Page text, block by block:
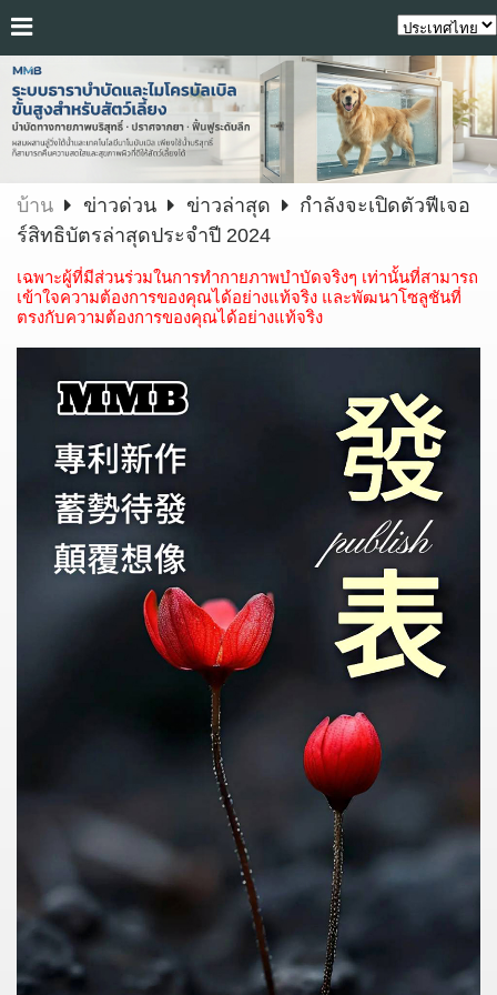
บ้าน ข่าวด่วน ข่าวล่าสุด
กำลังจะเปิดตัวฟีเจอ
ร์สิทธิบัตรล่าสุดประจำปี 2024
เฉพาะผู้ที่มีส่วนร่วมในการทำกายภาพบำบัดจริงๆ เท่านั้นที่สามารถ
เข้าใจความต้องการของคุณได้อย่างแท้จริง และพัฒนาโซลูชันที่
ตรงกับความต้องการของคุณได้อย่างแท้จริง